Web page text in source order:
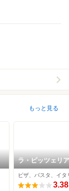
もっと見る
ラ・ピッツェリア
ピザ、パスタ、イタ
3.38